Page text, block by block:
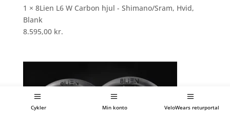
Cykler Min konto VeloWears returportal
1 × 8Lien L6 W Carbon hjul - Shimano/Sram, Hvid,
Blank
8.595,00 kr.